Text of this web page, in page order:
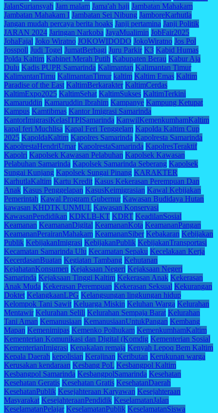
JalanSuriansyah Jam malam Jama'ah haji Jambatan Mahakam
Jambatan Mahakam I Jambatan Sei Nibung JamboreKarhutla
Jangan mudah percaya berita hoaks Janji pertamina Janji Politik
JARAN 2024 Jaringan Narkoba JayaMualimin JobFair2025
JohaFajal Joko Wiratno JOKOWIDODO JokoWiratno Jos Pol
Josspoll Judi Togel JumatBerbagi Juru Parkir K3 Kabid Humas
Polda Kaltim Kabinet Merah Putih Kabupaten Berau Kabur Aja
Dulu Kadis PUPR Samarinda Kalimantan Kalimantan Timur
KalimantanTimu KalimantanTimur kaltim Kaltim Emas Kaltim
Paradise of the East KaltimBerkarakter KaltimCerdas
KaltimExpo2025 KaltimSehat KaltimSukses KaltimTerkini
Kamaruddin Kamaruddin Ibrahim Kampanye Kampung Ketupat
Kampus Kamtibmas Kantor Imigrasi Samarinda
KantorImigrasiKelasITPISamarinda KanwilKemenkumhamKaltim
kapal feri Muchlisa Kapal Feri Tenggelam Kapolda Kaltim Cup
2025 KapoldaKaltim Kapolres Samarinda Kapolresta Samarinda
KapolrestaHendriUmar KapolrestaSamarinda KapolresTeraktif
Kapolri Kapolsek Kawasan Pelabuhan Kapolsek Kawasan
Pelabuhan Samarinda Kapolsek Samarinda Seberang Kapolsek
Sungai Kunjang Kapolsek Sungai Pinang KARAKTER
KarhutlaKaltim Kartu Kredit Kasus Kekerasan Perempuan Dan
Anak Kasus Penggelapan KasusKeimigrasian Kawal Kebijakan
Pemerintah Kawal Program Gubernur Kawasan Budidaya Hutan
kawasan KHDTK UNMUL Kawasan Konservasi
KawasanPendidikan KDKLB-KT KDRT KeadilanSosial
Keamanan KeamananDigital KeamananKota KeamananPangan
KeamananPerairanMahakam KeamananSiber Kebakaran Kebijakan
Publik KebijakanImigrasi KebijakanPublik KebijakanTransportasi
Kecamatan Samarinda Ulu Kecamatan Sepaku Kecelakaan Kerja
KecerdasanBuatan Kegiatan Tambang Kehutanan
KejahatanKonsumen Kejaksaan Negeri Kejaksaan Negeri
Samarinda Kejaksaan Tinggi Kaltim Kekerasan Anak Kekerasan
Anak Muda Kekerasan Perempuan Kekerasan Seksual Kekurangan
Doktet KelangkaanLPG Kelangsungan lingkungan hidup
Kelompok Tani Sawit Keluarga Miskin Keluhan Warga Kelurahan
Mentawir Kelurahan Selili Kelurahan Sempaja Barat Kelurahan
Tani Aman Kemanusiaan KemanusiaanUntukPangan Kembang
Mapan Kemenimipas Kemenko Polhukam KemenkumhamKaltim
Kementerian Komunikasi dan Digital (Komdig Kementerian Sosial
KementerianImigrasi Kenakalan remaja Kenyah Lepoq Bem Kaltim
Kepala Daerah kepolisian Kerajinan Keributan Kerukunan warga
Kerusakan kendaraan Kesbang PoL Kesbangpol Kaltim
Kesbangpol Samarinda KesbangpolSamarinda Kesehatan
Kesehatan Geratis Kesehatan Gratis KesehatanDaerah
KesehatanPublik Kesejahteraan Karyawan Kesejahteraan
Masyarakat KesejahteraanPendidik KeselamatanJalan
KeselamatanPelajar KeselamatanPublik KeselamatanSiswa